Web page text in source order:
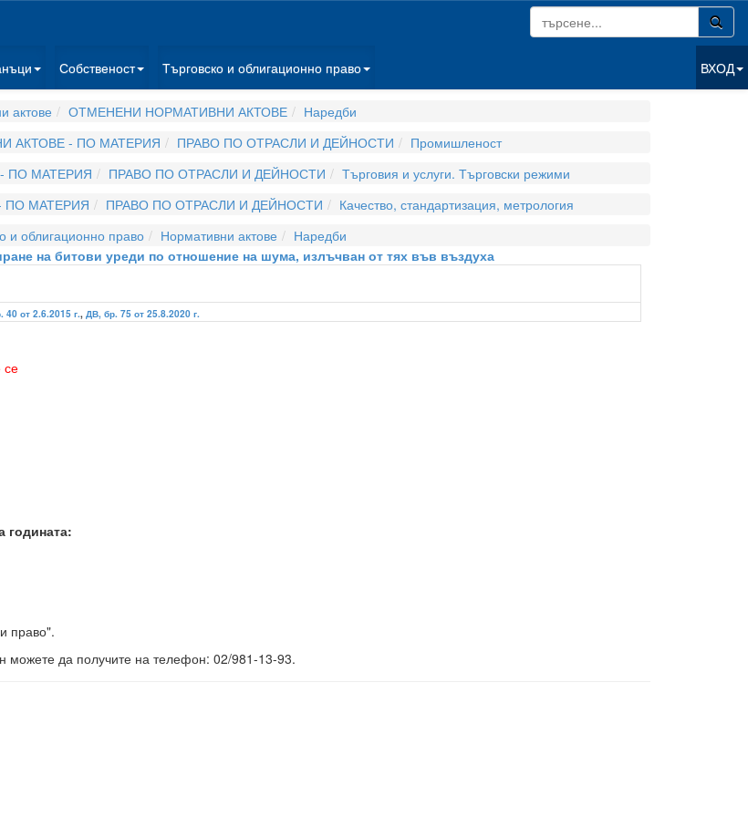
Собственост Търговско и облигационно право ВХОД
актове ОТМЕНЕНИ НОРМАТИВНИ АКТОВЕ
Наредби
АКТОВЕ - ПО МАТЕРИЯ ПРАВО ПО ОТРАСЛИ И ДЕЙНОСТИ
Промишленост
ПО МАТЕРИЯ ПРАВО ПО ОТРАСЛИ И ДЕЙНОСТИ
Търговия и услуги. Търговски режими
ПО МАТЕРИЯ ПРАВО ПО ОТРАСЛИ И ДЕЙНОСТИ
Качество, стандартизация, метрология
и облигационно право
Нормативни актове
Наредби
на битови уреди по отношение на шума, излъчван от тях във въздуха
40 от 2.6.2015 г., ДВ, бр. 75 от 25.8.2020 г.
се
годината:
право".
можете да получите на телефон: 02/981-13-93.